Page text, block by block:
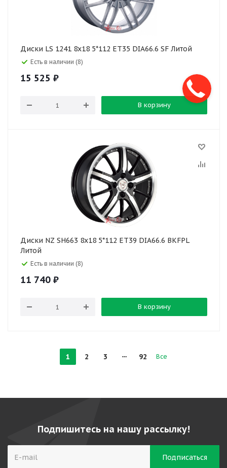
Диски LS 1241 8x18 5*112 ET35 DIA66.6 SF Литой
Есть в наличии (8)
15 525 ₽
В корзину
Диски NZ SH663 8x18 5*112 ET39 DIA66.6 BKFPL
Литой
Есть в наличии (8)
11 740 ₽
В корзину
1 2 3 92 Все
Подпишитесь на нашу рассылку!